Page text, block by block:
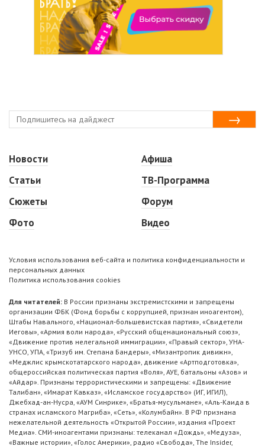
Новости
Статьи
Сюжеты
Фото
Афиша
ТВ-Программа
Форум
Видео
Условия использования веб-сайта и политика конфиденциальности и
персональных данных
Политика использования cookies
Для читателей: В России признаны экстремистскими и запрещены
организации ФБК (Фонд борьбы с коррупцией, признан иноагентом),
Штабы Навального, «Национал-большевистская партия», «Свидетели
Иеговы», «Армия воли народа», «Русский общенациональный союз»,
«Движение против нелегальной иммиграции», «Правый сектор», УНА-
УНСО, УПА, «Тризуб им. Степана Бандеры», «Мизантропик дивижн»,
«Меджлис крымскотатарского народа», движение «Артподготовка»,
общероссийская политическая партия «Воля», АУЕ, батальоны «Азов» и
«Айдар». Признаны террористическими и запрещены: «Движение
Талибан», «Имарат Кавказ», «Исламское государство» (ИГ, ИГИЛ),
Джебхад-ан-Нусра, «АУМ Синрике», «Братья-мусульмане», «Аль-Каида в
странах исламского Магриба», «Сеть», «Колумбайн». В РФ признана
нежелательной деятельность «Открытой России», издания «Проект
Медиа». СМИ-иноагентами признаны: телеканал «Дождь», «Медуза»,
«Важные истории», «Голос Америки», радио «Свобода», The Insider,